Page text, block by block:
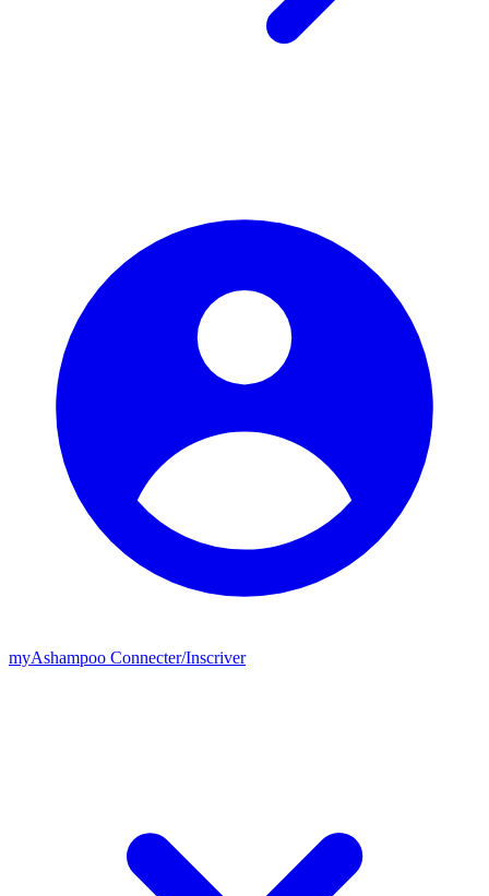
myAshampoo Connecter/Inscriver